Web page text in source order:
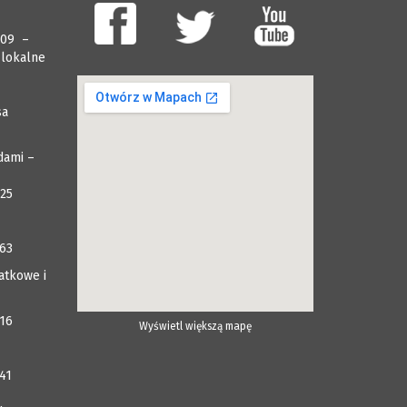
–
lokalne
–
i
Wyświetl większą mapę